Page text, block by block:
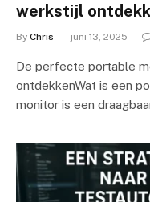
werkstijl
By Chris juni 13, 2025
De perfecte portable
ontdekkenWat is een
monitor is een